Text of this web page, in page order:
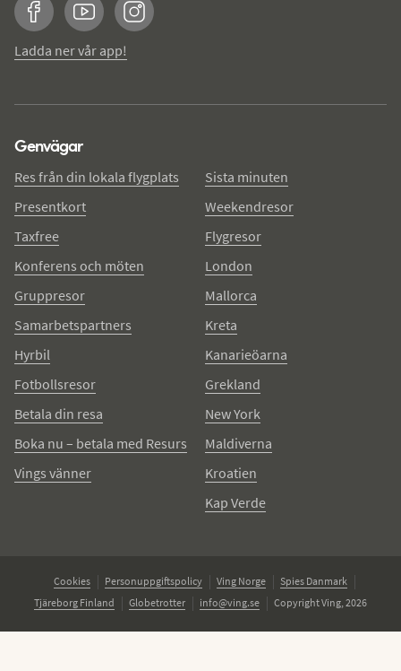
FacebookYouTubeInstagram
Ladda ner vår app!
Genvägar
Res från din lokala flygplats
Presentkort
Taxfree
Konferens och möten
Gruppresor
Samarbetspartners
Hyrbil
Fotbollsresor
Betala din resa
Boka nu – betala med Resurs
Vings vänner
Sista minuten
Weekendresor
Flygresor
London
Mallorca
Kreta
Kanarieöarna
Grekland
New York
Maldiverna
Kroatien
Kap Verde
Cookies Personuppgiftspolicy Ving Norge
Spies Danmark
Tjäreborg Finland
Globetrotter info@ving.se Copyright Ving, 2026